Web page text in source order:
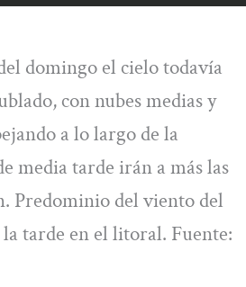
domingo el cielo todavía
con nubes medias y
a lo largo de la
media tarde irán a más las
Predominio del viento del
tarde en el litoral. Fuente: